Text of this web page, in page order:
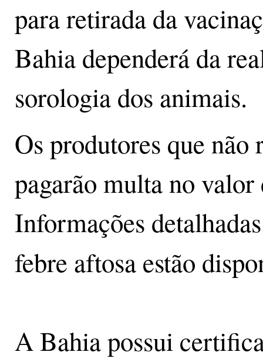
para retirada da
Bahia dependerá da
sorologia dos animais.
Os produtores que
pagarão multa no
Informações
febre aftosa estão
A Bahia possui